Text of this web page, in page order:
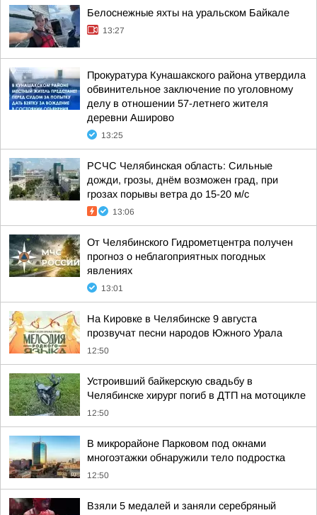
Белоснежные яхты на уральском Байкале
13:27
Прокуратура Кунашакского района утвердила
обвинительное заключение по уголовному
делу в отношении 57-летнего жителя
деревни Аширово
13:25
РСЧС Челябинская область: Сильные
дожди, грозы, днём возможен град, при
грозах порывы ветра до 15-20 м/с
13:06
От Челябинского Гидрометцентра получен
прогноз о неблагоприятных погодных
явлениях
13:01
На Кировке в Челябинске 9 августа
прозвучат песни народов Южного Урала
12:50
Устроивший байкерскую свадьбу в
Челябинске хирург погиб в ДТП на мотоцикле
12:50
В микрорайоне Парковом под окнами
многоэтажки обнаружили тело подростка
12:50
Взяли 5 медалей и заняли серебряный